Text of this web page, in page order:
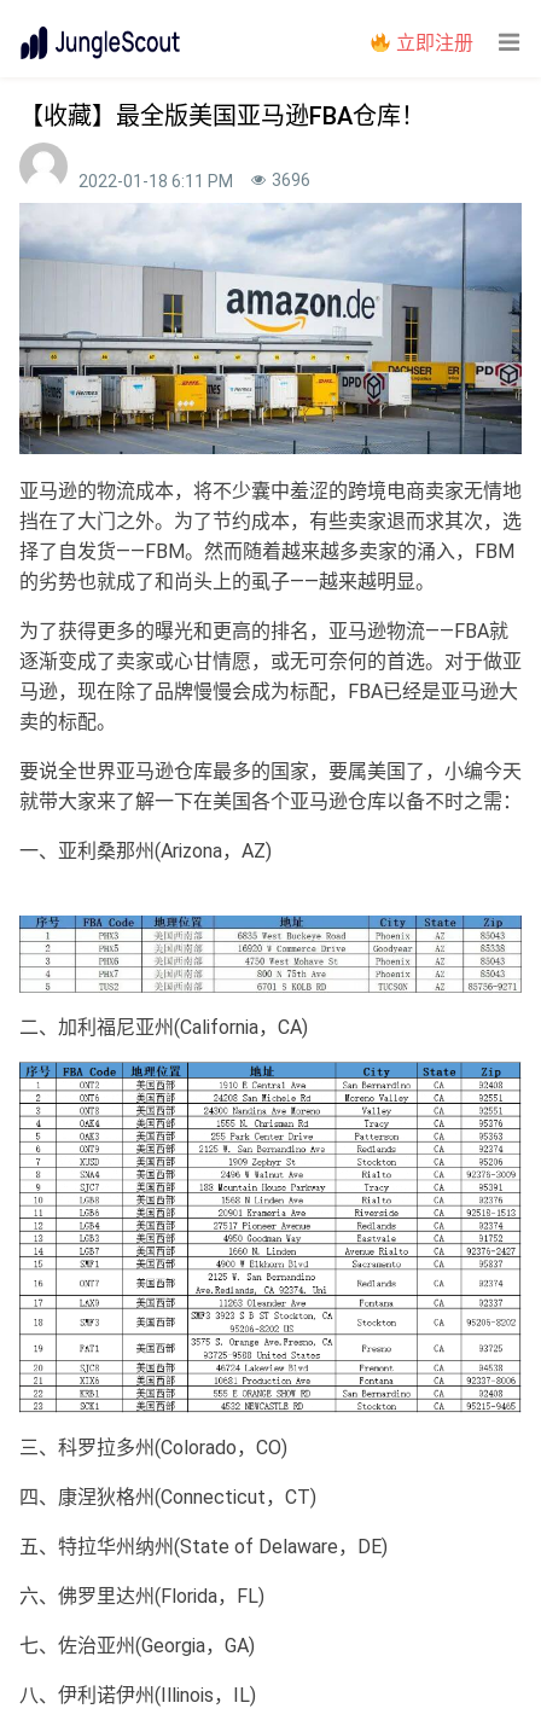
立即注册
【收藏】最全版美国亚马逊FBA仓库！
2022-01-18 6:11 PM 3696
亚马逊的物流成本，将不少囊中羞涩的跨境电商卖家无情地
挡在了大门之外。为了节约成本，有些卖家退而求其次，选
择了自发货——FBM。然而随着越来越多卖家的涌入，FBM
的劣势也就成了和尚头上的虱子——越来越明显。
为了获得更多的曝光和更高的排名，亚马逊物流——FBA就
逐渐变成了卖家或心甘情愿，或无可奈何的首选。对于做亚
马逊，现在除了品牌慢慢会成为标配，FBA已经是亚马逊大
卖的标配。
要说全世界亚马逊仓库最多的国家，要属美国了，小编今天
就带大家来了解一下在美国各个亚马逊仓库以备不时之需：
一、亚利桑那州(Arizona，AZ)
二、加利福尼亚州(California，CA)
三、科罗拉多州(Colorado，CO)
四、康涅狄格州(Connecticut，CT)
五、特拉华州纳州(State of Delaware，DE)
六、佛罗里达州(Florida，FL)
七、佐治亚州(Georgia，GA)
八、伊利诺伊州(Illinois，IL)